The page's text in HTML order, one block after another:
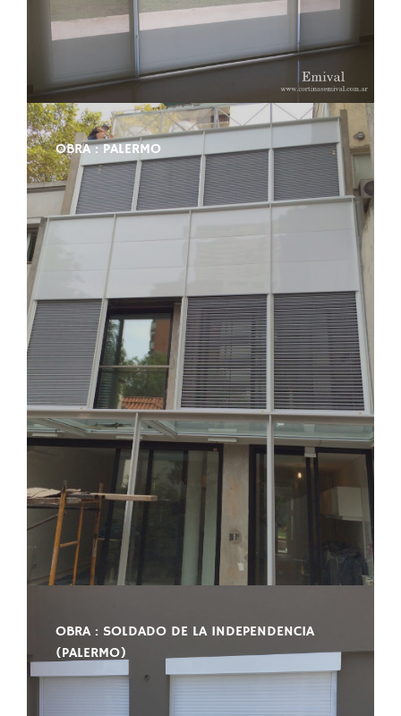
OBRA : PALERMO
OBRA : SOLDADO DE LA INDEPENDENCIA
(PALERMO)